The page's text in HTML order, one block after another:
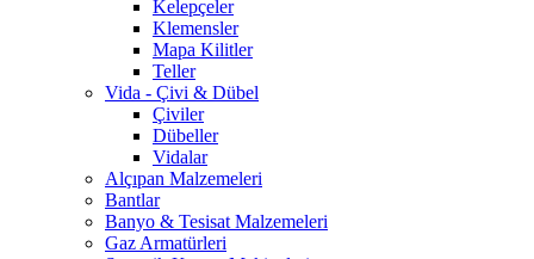
Kelepçeler
Klemensler
Mapa Kilitler
Teller
Vida - Çivi & Dübel
Çiviler
Dübeller
Vidalar
Alçıpan Malzemeleri
Bantlar
Banyo & Tesisat Malzemeleri
Gaz Armatürleri